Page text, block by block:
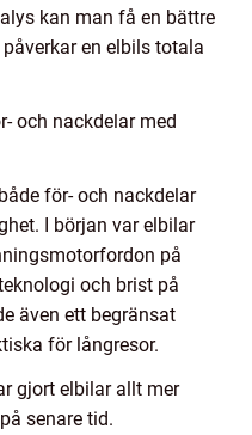
kan man få en bättre
en elbils totala
och nackdelar med
för- och nackdelar
I början var elbilar
på
och brist på
även ett begränsat
för långresor.
gjort elbilar allt mer
senare tid.